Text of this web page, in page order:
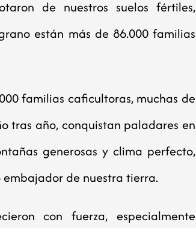
de nuestros suelos fértiles,
están más de 86.000 familias
familias caficultoras, muchas de
tras año, conquistan paladares en
generosas y clima perfecto,
de nuestra tierra.
con fuerza, especialmente